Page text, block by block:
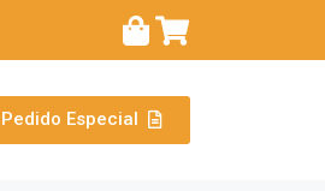
Pedido Especial